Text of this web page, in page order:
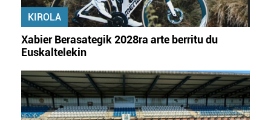
KIROLA
Xabier Berasategik 2028ra arte berritu du
Euskaltelekin